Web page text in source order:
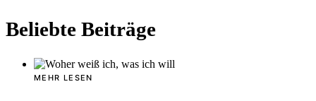
Beliebte Beiträge
MEHR LESEN